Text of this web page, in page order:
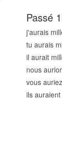
Passé
j'aurais
tu aurais
il aurait
nous
vous
ils